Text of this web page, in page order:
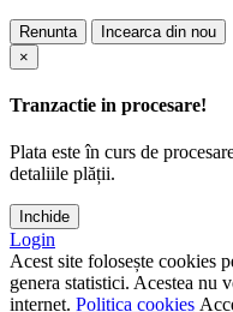
Renunta
Incearca din nou
×
Tranzactie in procesare!
Plata este în curs de
detaliile plății.
Inchide
Login
Acest site folosește cookies
genera statistici. Acestea nu
internet. Politica cookies